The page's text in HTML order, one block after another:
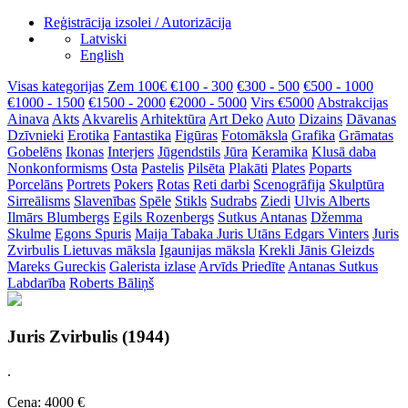
Reģistrācija izsolei / Autorizācija
Latviski
English
Visas kategorijas Zem 100€ €100 - 300 €300 - 500 €500 - 1000
€1000 - 1500 €1500 - 2000 €2000 - 5000 Virs €5000 Abstrakcijas
Ainava Akts Akvarelis Arhitektūra Art Deko Auto Dizains Dāvanas
Dzīvnieki Erotika Fantastika Figūras Fotomāksla Grafika Grāmatas
Gobelēns Ikonas Interjers Jūgendstils Jūra Keramika Klusā daba
Nonkonformisms Osta Pastelis Pilsēta Plakāti Plates Poparts
Porcelāns Portrets Pokers Rotas Reti darbi Scenogrāfija Skulptūra
Sirreālisms Slavenības Spēle Stikls Sudrabs Ziedi Ulvis Alberts
Ilmārs Blumbergs Egils Rozenbergs Sutkus Antanas Džemma
Skulme Egons Spuris Maija Tabaka Juris Utāns Edgars Vinters Juris
Zvirbulis Lietuvas māksla Igaunijas māksla Krekli Jānis Gleizds
Mareks Gureckis Galerista izlase Arvīds Priedīte Antanas Sutkus
Labdarība Roberts Bāliņš
Juris Zvirbulis (1944)
.
Cena: 4000 €